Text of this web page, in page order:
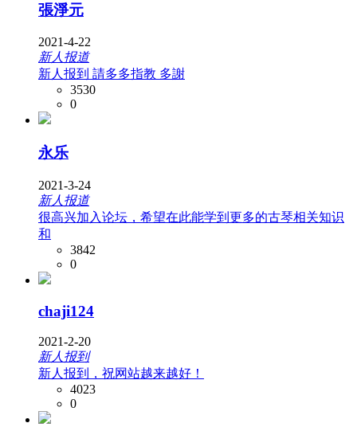
張淨元
2021-4-22
新人报道
新人报到 請多多指教 多謝
3530
0
永乐
2021-3-24
新人报道
很高兴加入论坛，希望在此能学到更多的古琴相关知识
和
3842
0
chaji124
2021-2-20
新人报到
新人报到，祝网站越来越好！
4023
0